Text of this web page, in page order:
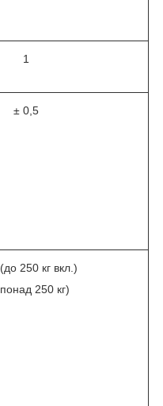
1
± 0,5
250 кг вкл.)
250 кг)